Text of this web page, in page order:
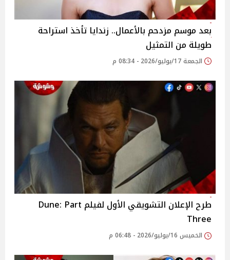
بعد موسم مزدحم بالأعمال.. زندايا تأخذ استراحة
طويلة من التمثيل
الجمعة 17/يوليو/2026 - 08:34 م
طرح الإعلان التشويقي الأول لفيلم Dune: Part
Three
الخميس 16/يوليو/2026 - 06:48 م